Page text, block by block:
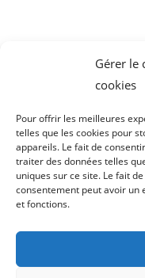
Gérer le
cookies
Pour offrir les meilleures
telles que les cookies pour
appareils. Le fait de
traiter des données telles
uniques sur ce site. Le fait
consentement peut avoir
et fonctions.
Me Suivre